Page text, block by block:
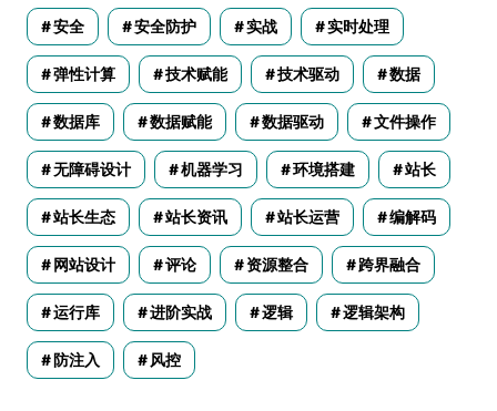
安全 安全防护 实战 实时处理
弹性计算 技术赋能 技术驱动 数据
数据库 数据赋能 数据驱动 文件操作
无障碍设计 机器学习 环境搭建 站长
站长生态 站长资讯 站长运营 编解码
网站设计 评论 资源整合 跨界融合
运行库 进阶实战 逻辑 逻辑架构
防注入 风控